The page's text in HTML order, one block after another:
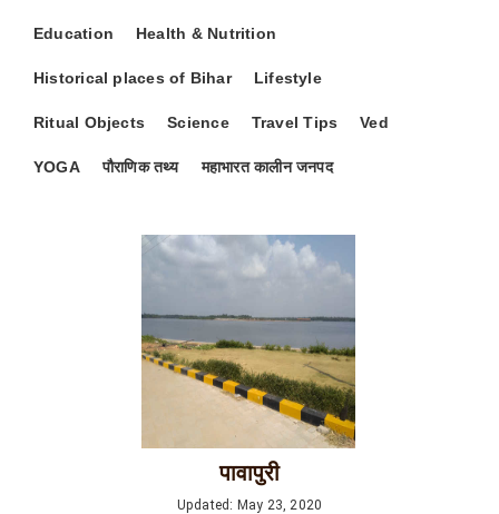
Education Health & Nutrition
Historical places of Bihar Lifestyle
Ritual Objects Science Travel Tips Ved
YOGA पौराणिक तथ्य महाभारत कालीन जनपद
पावापुरी
Updated: May 23, 2020